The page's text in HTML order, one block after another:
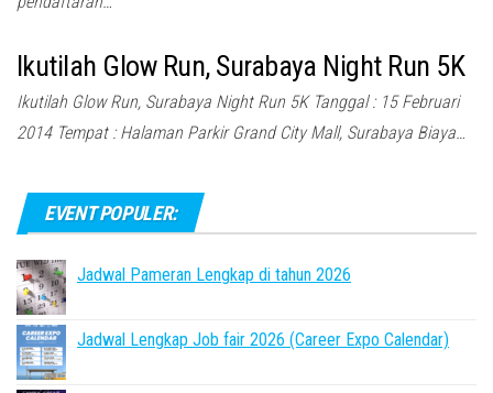
Ikutilah Glow Run, Surabaya Night Run 5K
Ikutilah Glow Run, Surabaya Night Run 5K Tanggal : 15 Februari
2014 Tempat : Halaman Parkir Grand City Mall, Surabaya Biaya…
EVENT POPULER:
Jadwal Pameran Lengkap di tahun 2026
Jadwal Lengkap Job fair 2026 (Career Expo Calendar)